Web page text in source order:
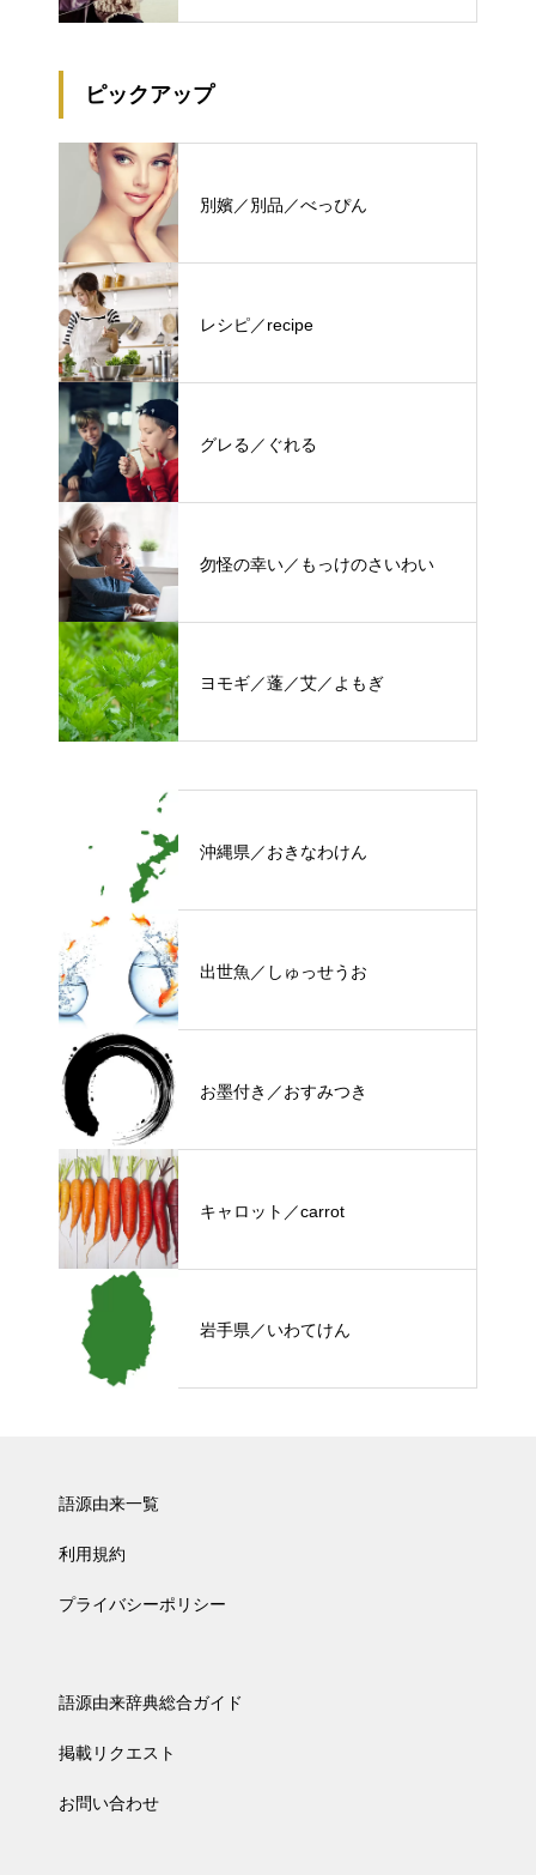
ピックアップ
別嬪／別品／べっぴん
レシピ／recipe
グレる／ぐれる
勿怪の幸い／もっけのさいわい
ヨモギ／蓬／艾／よもぎ
沖縄県／おきなわけん
出世魚／しゅっせうお
お墨付き／おすみつき
キャロット／carrot
岩手県／いわてけん
語源由来一覧
利用規約
プライバシーポリシー
語源由来辞典総合ガイド
掲載リクエスト
お問い合わせ